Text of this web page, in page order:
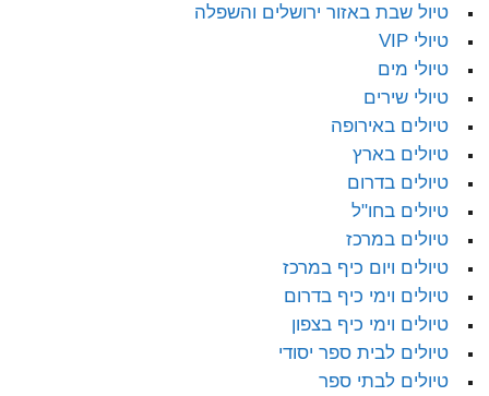
טיול שבת באזור ירושלים והשפלה
טיולי VIP
טיולי מים
טיולי שירים
טיולים באירופה
טיולים בארץ
טיולים בדרום
טיולים בחו"ל
טיולים במרכז
טיולים ויום כיף במרכז
טיולים וימי כיף בדרום
טיולים וימי כיף בצפון
טיולים לבית ספר יסודי
טיולים לבתי ספר